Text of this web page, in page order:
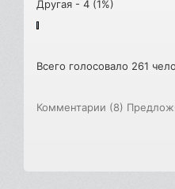
Другая - 4 (1%)
Всего голосовало 261
Комментарии (8)